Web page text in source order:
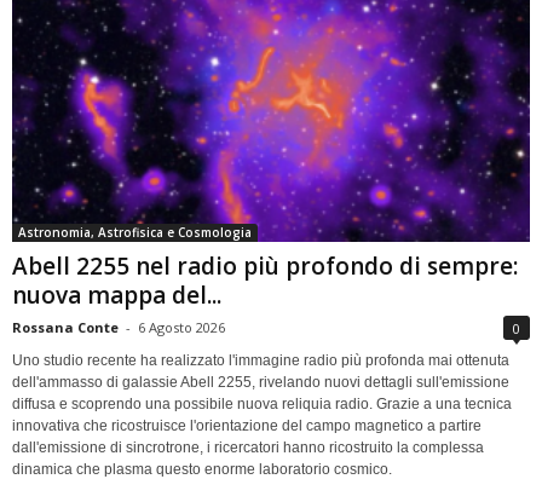
Astronomia, Astrofisica e Cosmologia
Abell 2255 nel radio più profondo di sempre:
nuova mappa del...
Rossana Conte - 6 Agosto 2026 0
Uno studio recente ha realizzato l'immagine radio più profonda mai ottenuta
dell'ammasso di galassie Abell 2255, rivelando nuovi dettagli sull'emissione
diffusa e scoprendo una possibile nuova reliquia radio. Grazie a una tecnica
innovativa che ricostruisce l'orientazione del campo magnetico a partire
dall'emissione di sincrotrone, i ricercatori hanno ricostruito la complessa
dinamica che plasma questo enorme laboratorio cosmico.